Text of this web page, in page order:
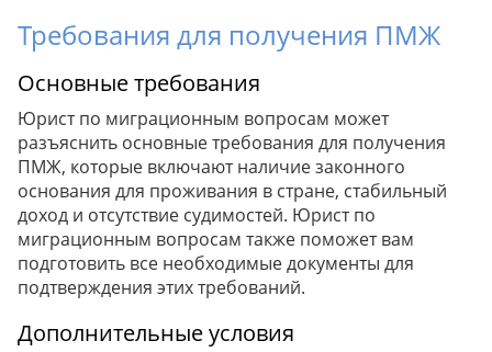
Требования для получения ПМЖ
Основные требования
Юрист по миграционным вопросам может
разъяснить основные требования для получения
ПМЖ, которые включают наличие законного
основания для проживания в стране, стабильный
доход и отсутствие судимостей. Юрист по
миграционным вопросам также поможет вам
подготовить все необходимые документы для
подтверждения этих требований.
Дополнительные условия